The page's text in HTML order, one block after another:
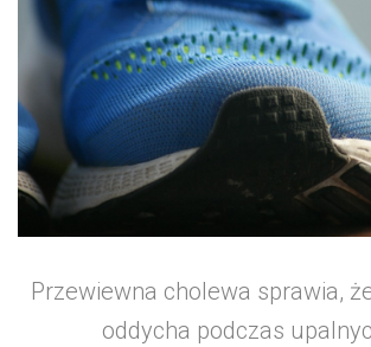
Przewiewna cholewa sprawia,
oddycha podczas